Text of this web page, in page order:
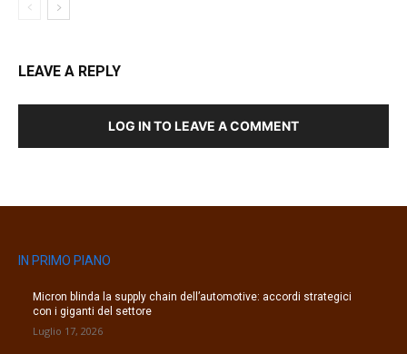
LEAVE A REPLY
LOG IN TO LEAVE A COMMENT
IN PRIMO PIANO
Micron blinda la supply chain dell’automotive: accordi strategici
con i giganti del settore
Luglio 17, 2026